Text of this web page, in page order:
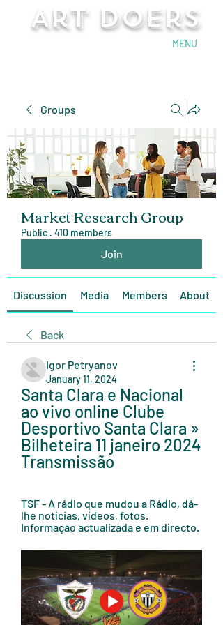
Art Doers
MENU
Groups
Market Research Group
Public · 410 members
Join
Discussion Media Members About
Back
Igor Petryanov
January 11, 2024
Santa Clara e Nacional
ao vivo online Clube
Desportivo Santa Clara »
Bilheteira 11 janeiro 2024
Transmissão
TSF - A rádio que mudou a Rádio, dá-
lhe notícias, vídeos, fotos.
Informação actualizada e em directo.